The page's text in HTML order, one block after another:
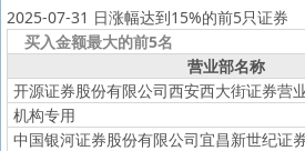
2025-07-31 日涨幅达到15%的前5只证券
买入金额最大的前5名
营业部名称
开源证券股份有限公司西安西大街证券营
机构专用
中国银河证券股份有限公司宜昌新世纪证